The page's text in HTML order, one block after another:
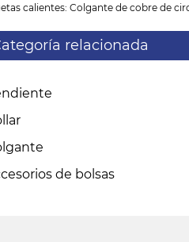
calientes: Colgante de cobre de
relacionada
de bolsas